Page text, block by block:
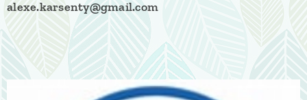
alexe.karsenty@gmail.com